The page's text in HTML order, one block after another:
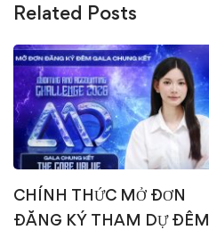
Related Posts
CHÍNH THỨC MỞ ĐƠN
ĐĂNG KÝ THAM DỰ ĐÊM